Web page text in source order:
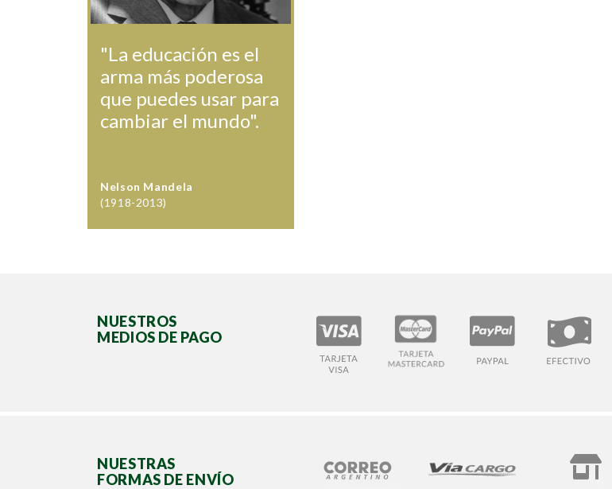
"La educación es el
arma más poderosa
que puedes usar para
cambiar el mundo".
Nelson Mandela
(1918-2013)
NUESTROS
MEDIOS DE PAGO
NUESTRAS
FORMAS DE ENVÍO